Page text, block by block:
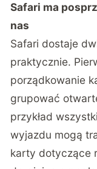
Safari ma
nas
Safari dostaje
praktycznie.
porządkowanie
grupować
przykład
wyjazdu mogą
karty dotyczące